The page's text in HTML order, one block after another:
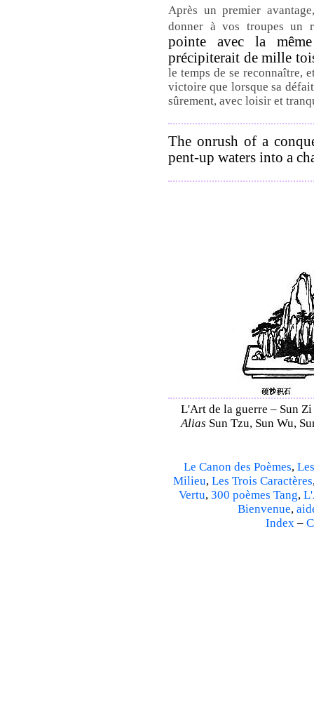
Après un premier
donner à vos troupes un
pointe avec la
précipiterait de mille
le temps de se reconnaître,
victoire que lorsque sa
sûrement, avec loisir et
The onrush of a
pent-up waters into a
L'Art de la guerre – Sun
Alias Sun Tzu, Sun Wu,
Le Canon des Poèmes,
Milieu, Les Trois Caractères
Vertu, 300 poèmes Tang,
Bienvenue,
Index –